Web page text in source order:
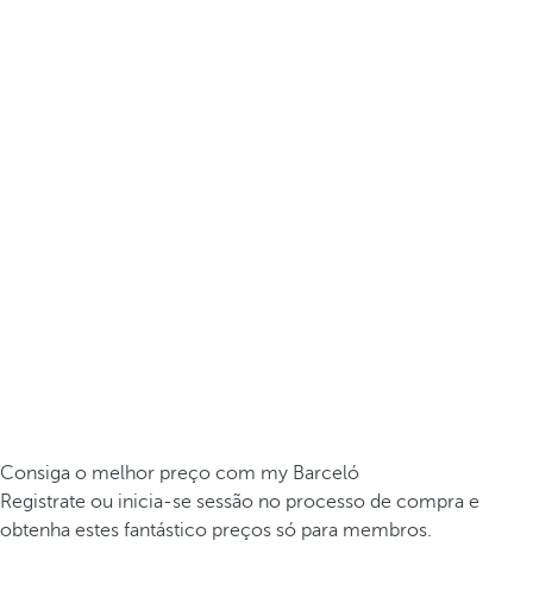
Consiga o melhor preço com my Barceló
Registrate ou inicia-se sessão no processo de compra e
obtenha estes fantástico preços só para membros.